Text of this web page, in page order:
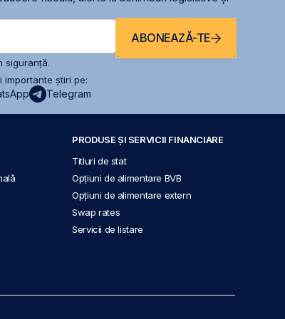
ABONEAZĂ-TE
siguranță.
importante știri pe:
Telegram
PRODUSE ȘI SERVICII FINANCIARE
Titluri de stat
Opțiuni de alimentare BVB
Opțiuni de alimentare extern
Swap rates
Servicii de listare